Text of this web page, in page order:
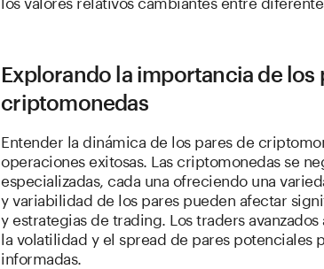
Explorando la importancia de los
criptomonedas
Entender la dinámica de los pares de
operaciones exitosas. Las criptomonedas se
especializadas, cada una ofreciendo una
y variabilidad de los pares pueden afectar
y estrategias de trading. Los traders
la volatilidad y el spread de pares potenciales
informadas.